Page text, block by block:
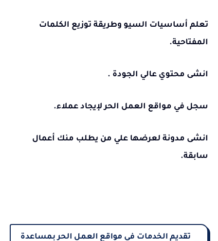
تعلم أساسيات السيو وطريقة توزيع الكلمات
المفتاحية.
انشى محتوي عالي الجودة .
سجل في مواقع العمل الحر لإيجاد عملاء.
انشى مدونة لعرضها علي من يطلب منك أعمال
سابقة.
تقديم الخدمات في مواقع العمل الحر بمساعدة